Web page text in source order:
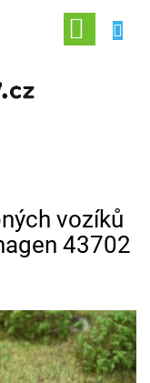
NÁKUPNÍ
KOŠÍK
vozíků
43702